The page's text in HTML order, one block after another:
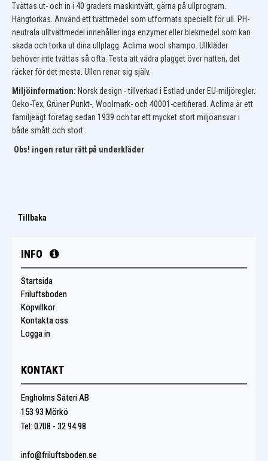
Tvättas ut- och in i 40 graders maskintvätt, gärna på ullprogram.
Hängtorkas. Använd ett tvättmedel som utformats speciellt för ull. PH-
neutrala ulltvättmedel innehåller inga enzymer eller blekmedel som kan
skada och torka ut dina ullplagg. Aclima wool shampo. Ullkläder
behöver inte tvättas så ofta. Testa att vädra plagget över natten, det
räcker för det mesta. Ullen renar sig själv.
Miljöinformation: Norsk design - tillverkad i Estlad under EU-miljöregler.
Oeko-Tex, Grüner Punkt-, Woolmark- och 40001-certifierad. Aclima är ett
familjeägt företag sedan 1939 och tar ett mycket stort miljöansvar i
både smått och stort.
Obs! ingen retur rätt på underkläder
Tillbaka
INFO
Startsida
Friluftsboden
Köpvillkor
Kontakta oss
Logga in
KONTAKT
Engholms Säteri AB
153 93 Mörkö
Tel: 0708 - 32 94 98
info@friluftsboden.se